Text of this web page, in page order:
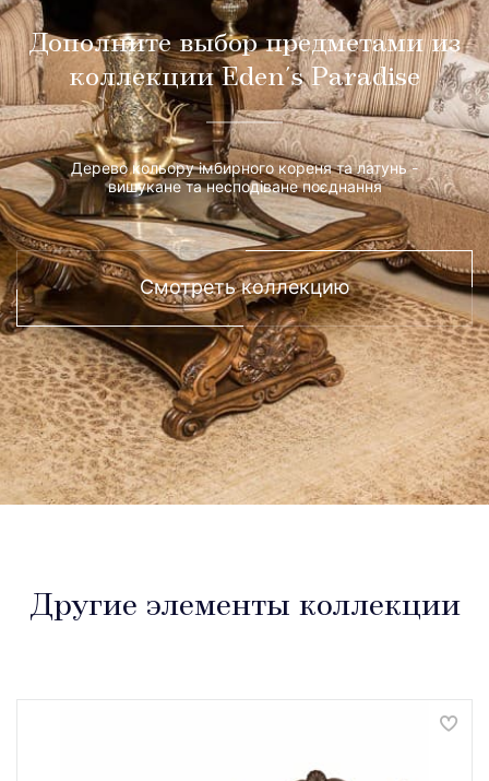
Дополните выбор предметами из
коллекции Eden's Paradise
Дерево кольору імбирного кореня та латунь -
вишукане та несподіване поєднання
Смотреть коллекцию
Другие элементы коллекции